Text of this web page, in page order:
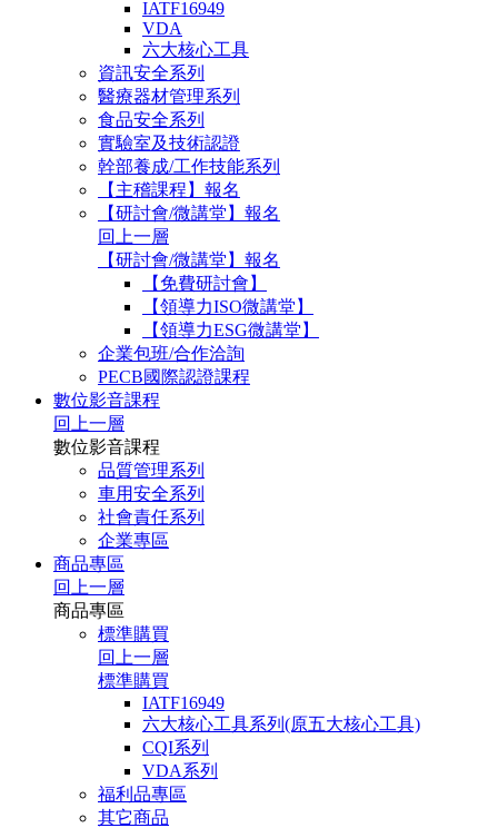
IATF16949
VDA
六大核心工具
資訊安全系列
醫療器材管理系列
食品安全系列
實驗室及技術認證
幹部養成/工作技能系列
【主稽課程】報名
【研討會/微講堂】報名
回上一層
【研討會/微講堂】報名
【免費研討會】
【領導力ISO微講堂】
【領導力ESG微講堂】
企業包班/合作洽詢
PECB國際認證課程
數位影音課程
回上一層
數位影音課程
品質管理系列
車用安全系列
社會責任系列
企業專區
商品專區
回上一層
商品專區
標準購買
回上一層
標準購買
IATF16949
六大核心工具系列(原五大核心工具)
CQI系列
VDA系列
福利品專區
其它商品